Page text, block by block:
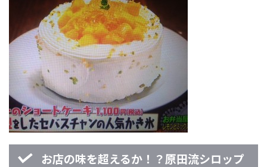
お店の味を超えるか！？原田流シロップ